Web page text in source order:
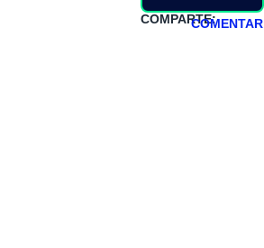
COMPARTE:COMENTAR